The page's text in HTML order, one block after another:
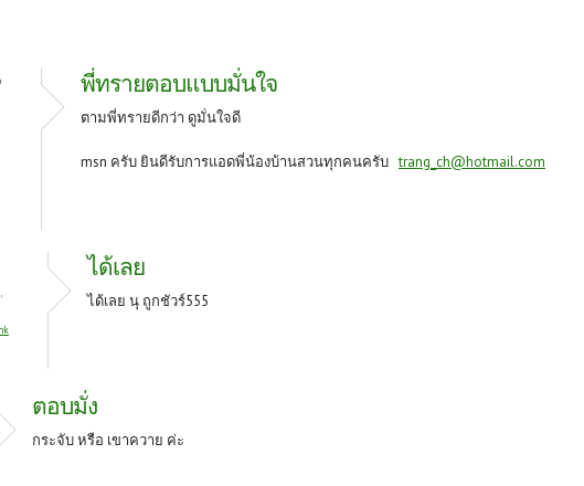
พี่ทรายตอบแบบมั่นใจ
ตามพี่ทรายดีกว่า ดูมั่นใจดี
msn ครับ ยินดีรับการแอดพี่น้องบ้านสวนทุกคนครับtrang_ch@hotmail.com
ได้เลย
ได้เลย นุ ถูกชัวร์555
ตอบมั่ง
กระจับ หรือ เขาควาย ค่ะ